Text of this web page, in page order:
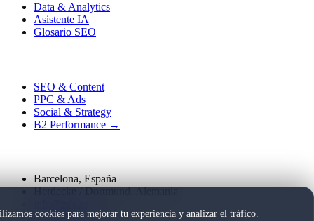
Data & Analytics
Asistente IA
Glosario SEO
SEO & Content
PPC & Ads
Social & Strategy
B2 Performance →
Barcelona, España
Herdecke / Dortmund, Alemania
+34 935 329 378
cookies para mejorar tu experiencia y analizar el tráfico.